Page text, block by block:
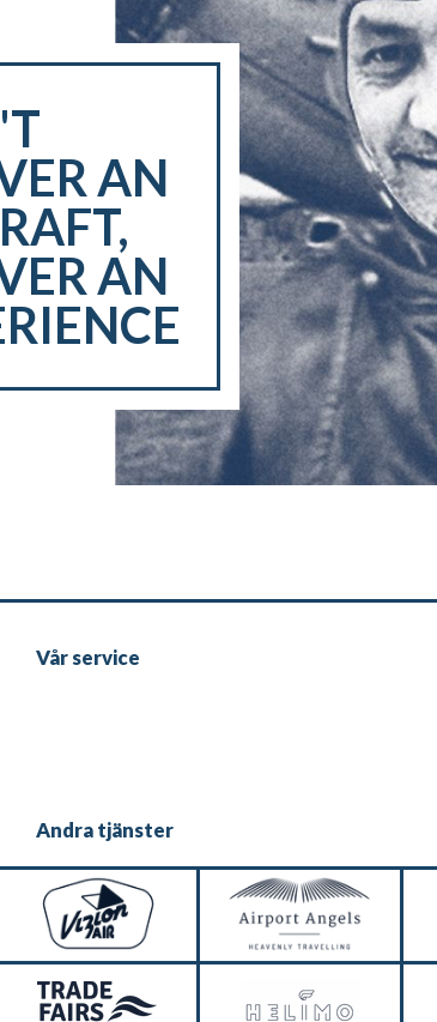
AN
AN
Vår service
Andra tjänster